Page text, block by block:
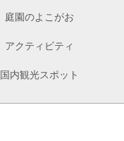
庭園のよこがお
アクティビティ
国内観光スポット